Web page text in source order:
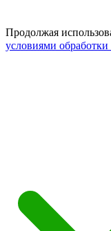
Продолжая
условиями